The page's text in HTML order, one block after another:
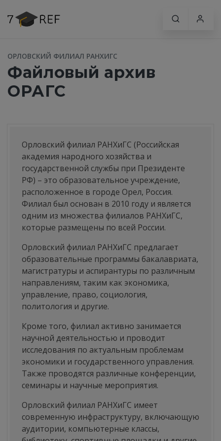
ОРЛОВСКИЙ ФИЛИАЛ РАНХИГС
Файловый архив
ОРАГС
Орловский филиал РАНХиГС (Российская
академия народного хозяйства и
государственной службы при Президенте
РФ) – это образовательное учреждение,
расположенное в городе Орел, Россия.
Филиал был основан в 2010 году и является
одним из множества филиалов РАНХиГС,
которые размещены по всей России.
Орловский филиал РАНХиГС предлагает
образовательные программы бакалавриата,
магистратуры и аспирантуры по различным
направлениям, таким как экономика,
управление, право, социология,
политология и другие.
Кроме того, филиал активно занимается
научной деятельностью и проводит
исследования по актуальным проблемам
экономики и государственного управления.
Также проводятся различные конференции,
семинары и научные мероприятия.
Орловский филиал РАНХиГС имеет
современную инфраструктуру, включающую
аудитории, компьютерные классы,